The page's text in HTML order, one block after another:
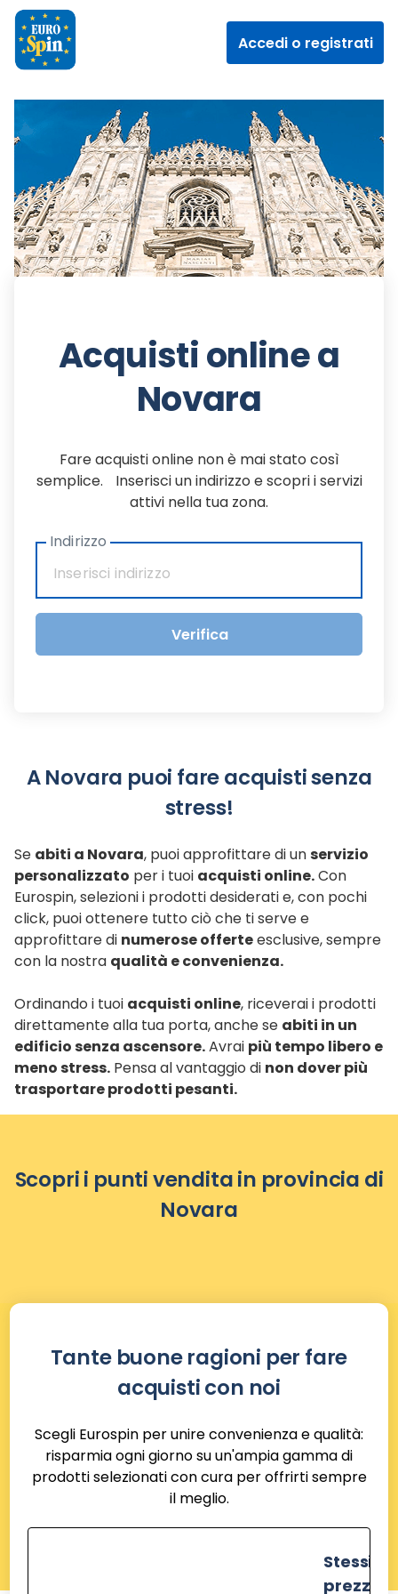
Accedi o registrati
Acquisti online a
Novara
Fare acquisti online non è mai stato così
semplice. Inserisci un indirizzo e scopri i servizi
attivi nella tua zona.
Indirizzo
Verifica
A Novara puoi fare acquisti senza
stress!
Se abiti a Novara, puoi approfittare di un servizio
personalizzato per i tuoi acquisti online.Con
Eurospin, selezioni i prodotti desiderati e, con pochi
click, puoi ottenere tutto ciò che ti serve e
approfittare di numerose offerteesclusive, sempre
con la nostra qualità e convenienza.
Ordinando i tuoi acquisti online, riceverai i prodotti
direttamente alla tua porta, anche se abiti in un
edificio senza ascensore.Avrai più tempo libero e
meno stress. Pensa al vantaggio di non dover più
trasportare prodotti pesanti.
Scopri i punti vendita in provincia di
Novara
Tante buone ragioni per fare
acquisti con noi
Scegli Eurospin per unire convenienza e qualità:
risparmia ogni giorno su un'ampia gamma di
prodotti selezionati con cura per offrirti sempre
il meglio.
Stessi
prezzi